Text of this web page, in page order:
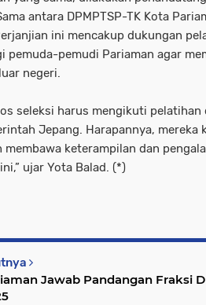
antara DPMPTSP-TK Kota
ini mencakup dukungan
pemuda-pemudi Pariaman agar
negeri.
seleksi harus mengikuti pelatihan
Jepang. Harapannya, mereka
membawa keterampilan dan
ujar Yota Balad. (*)
Jawab Pandangan Fraksi